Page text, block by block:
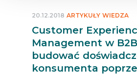
Customer
Management w
budować
konsumenta
20.12.2018 ARTYKUŁY WIEDZA